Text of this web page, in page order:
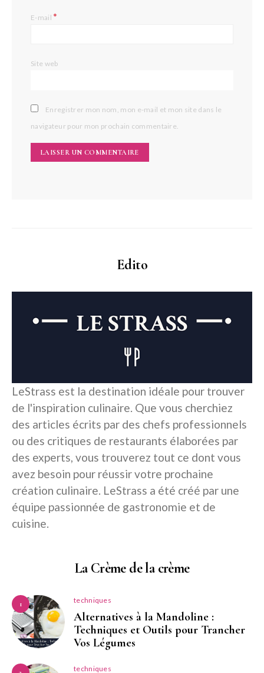
E-mail*
Site web
Enregistrer mon nom, mon e-mail et mon site dans le
navigateur pour mon prochain commentaire.
Edito
LeStrass est la destination idéale pour trouver
de l'inspiration culinaire. Que vous cherchiez
des articles écrits par des chefs professionnels
ou des critiques de restaurants élaborées par
des experts, vous trouverez tout ce dont vous
avez besoin pour réussir votre prochaine
création culinaire. LeStrass a été créé par une
équipe passionnée de gastronomie et de
cuisine.
La Crème de la crème
1 techniques
Alternatives à la Mandoline :
Techniques et Outils pour Trancher
Vos Légumes
techniques